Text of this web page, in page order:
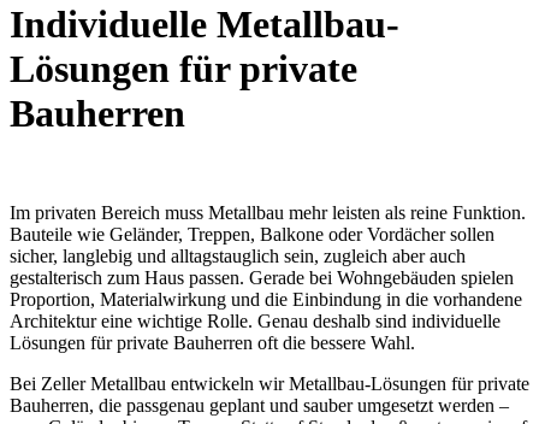
Individuelle Metallbau-
Lösungen für private
Bauherren
Im privaten Bereich muss Metallbau mehr leisten als reine Funktion.
Bauteile wie Geländer, Treppen, Balkone oder Vordächer sollen
sicher, langlebig und alltagstauglich sein, zugleich aber auch
gestalterisch zum Haus passen. Gerade bei Wohngebäuden spielen
Proportion, Materialwirkung und die Einbindung in die vorhandene
Architektur eine wichtige Rolle. Genau deshalb sind individuelle
Lösungen für private Bauherren oft die bessere Wahl.
Bei Zeller Metallbau entwickeln wir Metallbau-Lösungen für private
Bauherren, die passgenau geplant und sauber umgesetzt werden –